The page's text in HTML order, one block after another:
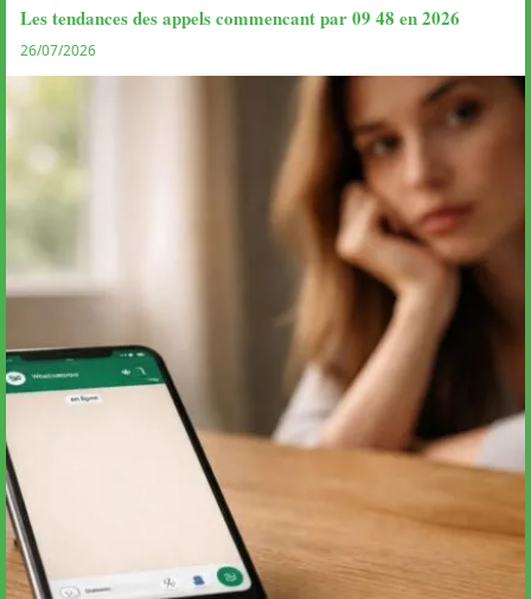
Les tendances des appels commencant par 09 48 en 2026
26/07/2026